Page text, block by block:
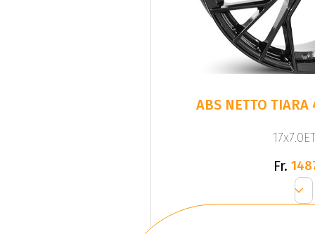
ABS NETTO TIARA
Fr.